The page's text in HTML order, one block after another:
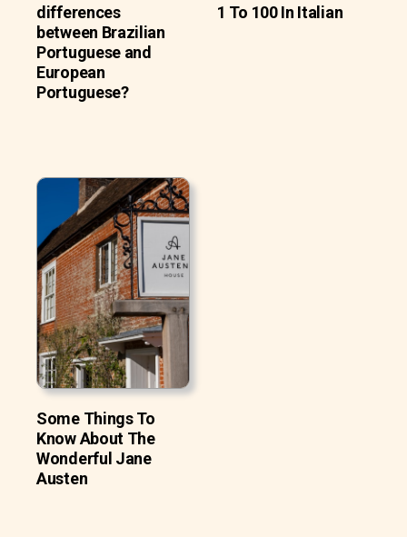
differences
between Brazilian
Portuguese and
European
Portuguese?
1 To 100 In Italian
Some Things To
Know About The
Wonderful Jane
Austen